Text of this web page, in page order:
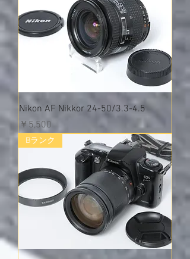
Nikon AF Nikkor 24-50/3.3-4.5
価格
￥5,500
Bランク